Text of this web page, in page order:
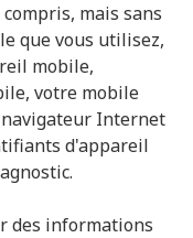
mais sans
que vous utilisez,
mobile,
votre mobile
Internet
d'appareil
des informations